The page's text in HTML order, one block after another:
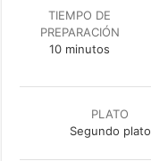
TIEMPO DE
PREPARACIÓN
10minutos
minutos
PLATO
Segundo plato